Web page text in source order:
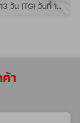
สแกนดิเนเวีย 13 วัน (TG) วันที่ 10-22 กรกฏาคม 2569 เดินทางกับไกด์พี่เต้ย
า